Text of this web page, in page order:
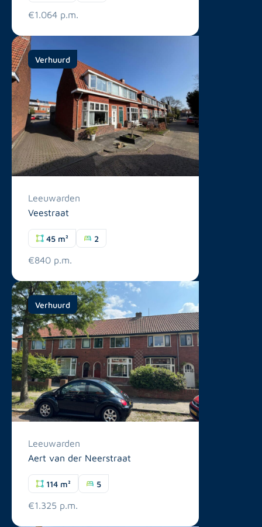
€1.064 p.m.
Verhuurd
Leeuwarden
Veestraat
45 m² 2
€840 p.m.
Verhuurd
Leeuwarden
Aert van der Neerstraat
114 m² 5
€1.325 p.m.